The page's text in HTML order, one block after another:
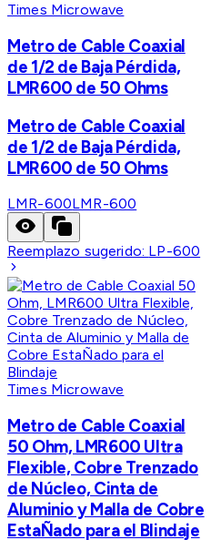
Times Microwave
Metro de Cable Coaxial
de 1/2 de Baja Pérdida,
LMR600 de 50 Ohms
Metro de Cable Coaxial
de 1/2 de Baja Pérdida,
LMR600 de 50 Ohms
LMR-600LMR-600
Reemplazo sugerido: LP-600
Times Microwave
Metro de Cable Coaxial
50 Ohm, LMR600 Ultra
Flexible, Cobre Trenzado
de Núcleo, Cinta de
Aluminio y Malla de Cobre
EstaÑado para el Blindaje